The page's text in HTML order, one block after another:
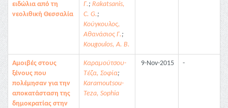
ειδώλια από τη
νεολιθική Θεσσαλία
Γ.; Rakatsanis,
C. G.;
Κούγκουλος,
Αθανάσιος Γ.;
Kougoulos, A. B.
Αμοιβές στους
ξένους που
πολέμησαν για την
αποκατάσταση της
δημοκρατίας στην
Καραμούτσου-
Τέζα, Σοφία;
Karamoutsou-
Teza, Sophia
9-Nov-2015 -